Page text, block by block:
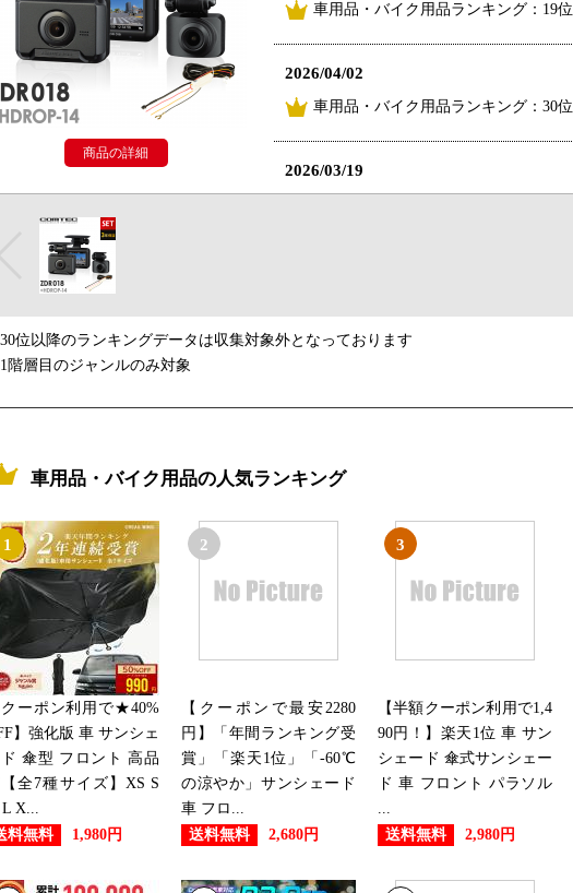
車用品・バイク用品ランキング：19位
2026/04/02
車用品・バイク用品ランキング：30位
2026/03/19
車用品・バイク用品ランキング：27位
2025/04/08
2025/04/06
車用品・バイク用品ランキング：23位
車用品・バイク用品ランキング：26位
商品の詳細
位以降のランキングデータは収集対象外となっております
階層目のジャンルのみ対象
車用品・バイク用品の人気ランキング
1
クーポン利用で★40%
】強化版 車 サンシェ
傘型 フロント 高品
全7種サイズ】XS S
X...
料無料
1,980円
2
【クーポンで最安2280
円】「年間ランキング受
賞」「楽天1位」「-60℃
の涼やか」サンシェード
車 フロ...
送料無料
2,680円
3
【半額クーポン利用で1,4
90円！】楽天1位 車 サン
シェード 傘式サンシェー
ド 車 フロント パラソル
...
送料無料
2,980円